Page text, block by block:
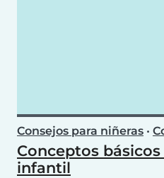
Consejos para niñeras •
Conceptos
infantil